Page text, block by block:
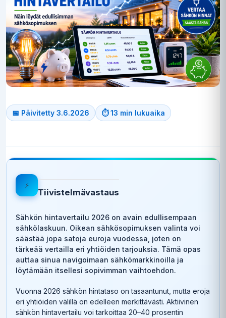
📅 Päivitetty 3.6.2026 ⏱ 13 min lukuaika
⚡
Tiivistelmävastaus
Sähkön hintavertailu 2026 on avain edullisempaan
sähkölaskuun. Oikean sähkösopimuksen valinta voi
säästää jopa satoja euroja vuodessa, joten on
tärkeää vertailla eri yhtiöiden tarjouksia. Tämä opas
auttaa sinua navigoimaan sähkömarkkinoilla ja
löytämään itsellesi sopivimman vaihtoehdon.
Vuonna 2026 sähkön hintataso on tasaantunut, mutta eroja
eri yhtiöiden välillä on edelleen merkittävästi. Aktiivinen
sähkön hintavertailu voi tarkoittaa 20–40 prosentin